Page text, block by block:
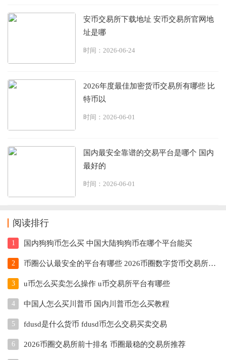
安币交易所下载地址 安币交易所官网地
址是哪
时间：2026-06-24
2026年度最佳加密货币交易所有哪些 比
特币以
时间：2026-06-01
国内最安全靠谱的交易平台是哪个 国内
最好的
时间：2026-06-01
阅读排行
1 国内狗狗币怎么买 中国大陆狗狗币在哪个平台能买
2 币圈公认最安全的平台有哪些 2026币圈数字货币交易所推荐
3 u币怎么买卖怎么操作 u币交易所平台有哪些
4 中国人怎么买川普币 国内川普币怎么买教程
5 fdusd是什么货币 fdusd币怎么交易买卖交易
6 2026币圈交易所前十排名 币圈最稳的交易所推荐